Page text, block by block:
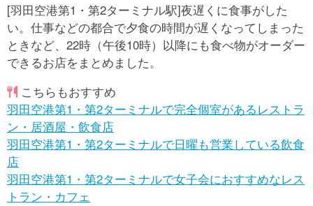
[羽田空港第1・第2ターミナル駅]夜遅くに食事がした
い。仕事などの都合で夕食の時間が遅くなってしまった
ときなど、22時（午後10時）以降にも食べ物がオーダー
できるお店をまとめました。
こちらもおすすめ
羽田空港第1・第2ターミナルで完全個室があるレストラ
ン・居酒屋・飲食店
羽田空港第1・第2ターミナルで日曜も営業している飲食
店
羽田空港第1・第2ターミナルで女子会におすすめなレス
トラン・カフェ